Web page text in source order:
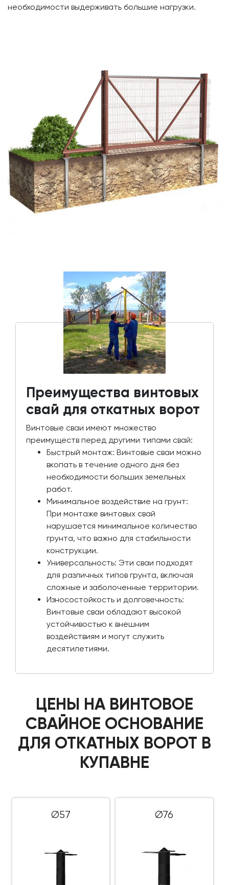
необходимости выдерживать большие нагрузки.
Преимущества винтовых
свай для откатных ворот
Винтовые сваи имеют множество
преимуществ перед другими типами свай:
Быстрый монтаж: Винтовые сваи можно
вкопать в течение одного дня без
необходимости больших земельных
работ.
Минимальное воздействие на грунт:
При монтаже винтовых свай
нарушается минимальное количество
грунта, что важно для стабильности
конструкции.
Универсальность: Эти сваи подходят
для различных типов грунта, включая
сложные и заболоченные территории.
Износостойкость и долговечность:
Винтовые сваи обладают высокой
устойчивостью к внешним
воздействиям и могут служить
десятилетиями.
ЦЕНЫ НА ВИНТОВОЕ
СВАЙНОЕ ОСНОВАНИЕ
ДЛЯ ОТКАТНЫХ ВОРОТ В
КУПАВНЕ
Ø57 Ø76